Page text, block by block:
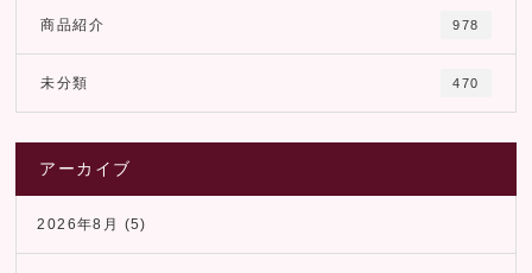
商品紹介 978
未分類 470
アーカイブ
2026年8月 (5)